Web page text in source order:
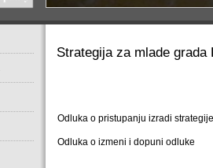
Strategija za mlade grada
Odluka o pristupanju izradi
Odluka o izmeni i dopuni odluke